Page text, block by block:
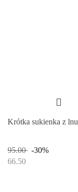
Krótka sukienka z lnu
95.00
-30%
66.50